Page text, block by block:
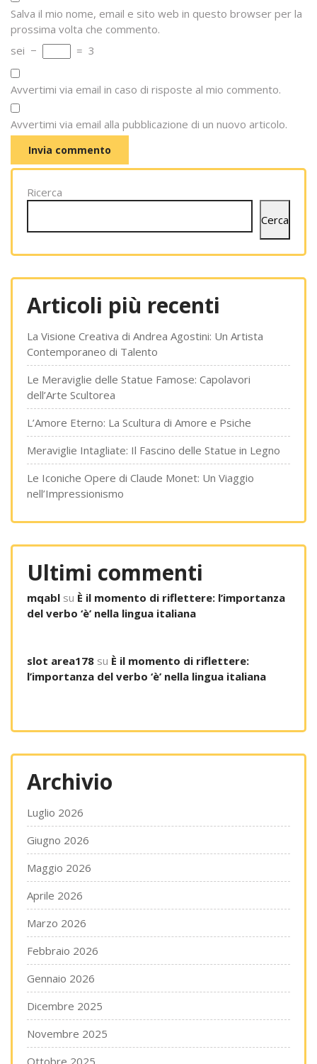
Salva il mio nome, email e sito web in questo browser per la
prossima volta che commento.
sei − = 3
Avvertimi via email in caso di risposte al mio commento.
Avvertimi via email alla pubblicazione di un nuovo articolo.
Ricerca
Cerca
Articoli più recenti
La Visione Creativa di Andrea Agostini: Un Artista
Contemporaneo di Talento
Le Meraviglie delle Statue Famose: Capolavori
dell’Arte Scultorea
L’Amore Eterno: La Scultura di Amore e Psiche
Meraviglie Intagliate: Il Fascino delle Statue in Legno
Le Iconiche Opere di Claude Monet: Un Viaggio
nell’Impressionismo
Ultimi commenti
mqabl su È il momento di riflettere: l’importanza
del verbo ‘è’ nella lingua italiana
slot area178 su È il momento di riflettere:
l’importanza del verbo ‘è’ nella lingua italiana
Archivio
Luglio 2026
Giugno 2026
Maggio 2026
Aprile 2026
Marzo 2026
Febbraio 2026
Gennaio 2026
Dicembre 2025
Novembre 2025
Ottobre 2025